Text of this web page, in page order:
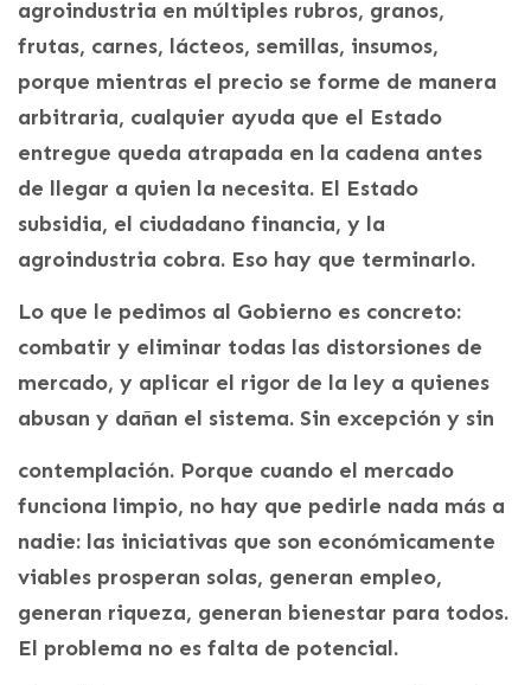
agroindustria en múltiples rubros, granos,
frutas, carnes, lácteos, semillas, insumos,
porque mientras el precio se forme de manera
arbitraria, cualquier ayuda que el Estado
entregue queda atrapada en la cadena antes
de llegar a quien la necesita. El Estado
subsidia, el ciudadano financia, y la
agroindustria cobra. Eso hay que terminarlo.
Lo que le pedimos al Gobierno es concreto:
combatir y eliminar todas las distorsiones de
mercado, y aplicar el rigor de la ley a quienes
abusan y dañan el sistema. Sin excepción y sin
contemplación. Porque cuando el mercado
funciona limpio, no hay que pedirle nada más a
nadie: las iniciativas que son económicamente
viables prosperan solas, generan empleo,
generan riqueza, generan bienestar para todos.
El problema no es falta de potencial.